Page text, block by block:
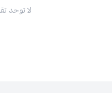
لا توجد